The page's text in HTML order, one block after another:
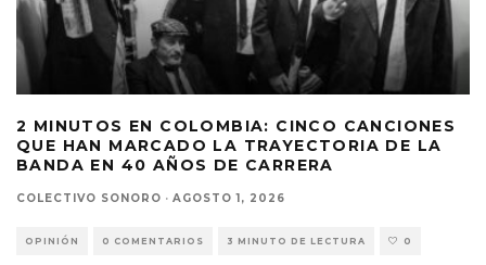
2 MINUTOS EN COLOMBIA: CINCO CANCIONES
QUE HAN MARCADO LA TRAYECTORIA DE LA
BANDA EN 40 AÑOS DE CARRERA
COLECTIVO SONORO · AGOSTO 1, 2026
OPINIÓN 0 COMENTARIOS 3 MINUTO DE LECTURA 0